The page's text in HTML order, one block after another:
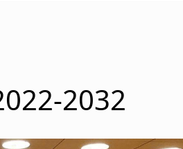
2032